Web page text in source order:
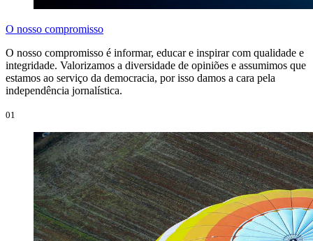
O nosso compromisso
O nosso compromisso é informar, educar e inspirar com qualidade e
integridade. Valorizamos a diversidade de opiniões e assumimos que
estamos ao serviço da democracia, por isso damos a cara pela
independência jornalística.
01